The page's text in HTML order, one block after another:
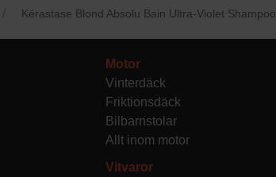
Kérastase Blond Absolu Bain Ultra-Violet Shampoo
Motor
Vinterdäck
Friktionsdäck
Bilbarnstolar
Allt inom motor
Vitvaror